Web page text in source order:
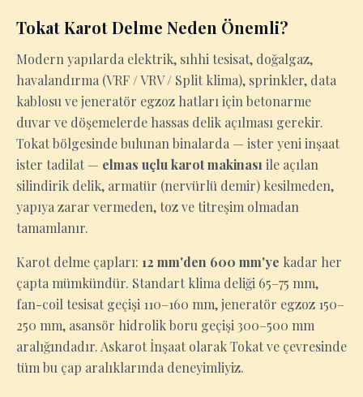
Tokat Karot Delme Neden Önemli?
Modern yapılarda elektrik, sıhhi tesisat, doğalgaz,
havalandırma (VRF / VRV / Split klima), sprinkler, data
kablosu ve jeneratör egzoz hatları için betonarme
duvar ve döşemelerde hassas delik açılması gerekir.
Tokat bölgesinde bulunan binalarda — ister yeni inşaat
ister tadilat — elmas uçlu karot makinası ile açılan
silindirik delik, armatür (nervürlü demir) kesilmeden,
yapıya zarar vermeden, toz ve titreşim olmadan
tamamlanır.
Karot delme çapları: 12 mm'den 600 mm'ye kadar her
çapta mümkündür. Standart klima deliği 65–75 mm,
fan-coil tesisat geçişi 110–160 mm, jeneratör egzoz 150–
250 mm, asansör hidrolik boru geçişi 300–500 mm
aralığındadır. Askarot İnşaat olarak Tokat ve çevresinde
tüm bu çap aralıklarında deneyimliyiz.